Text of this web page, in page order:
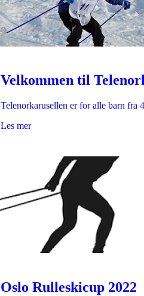
Velkommen til
Telenorkarusellen er for alle barn
Les mer
Oslo Rulleskicup 2022